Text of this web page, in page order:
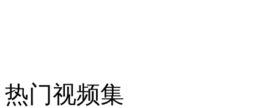
热门视频集